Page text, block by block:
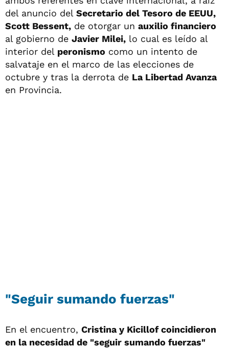
del anuncio del Secretario del Tesoro de EEUU,
Scott Bessent, de otorgar un auxilio financiero
al gobierno de Javier Milei, lo cual es leído al
interior del peronismo como un intento de
salvataje en el marco de las elecciones de
octubre y tras la derrota de La Libertad Avanza
en Provincia.
"Seguir sumando fuerzas"
En el encuentro, Cristina y Kicillof coincidieron
en la necesidad de "seguir sumando fuerzas"